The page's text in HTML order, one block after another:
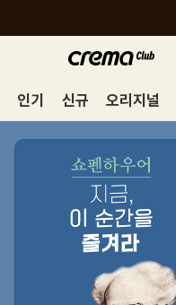
인기 신규 오리지널